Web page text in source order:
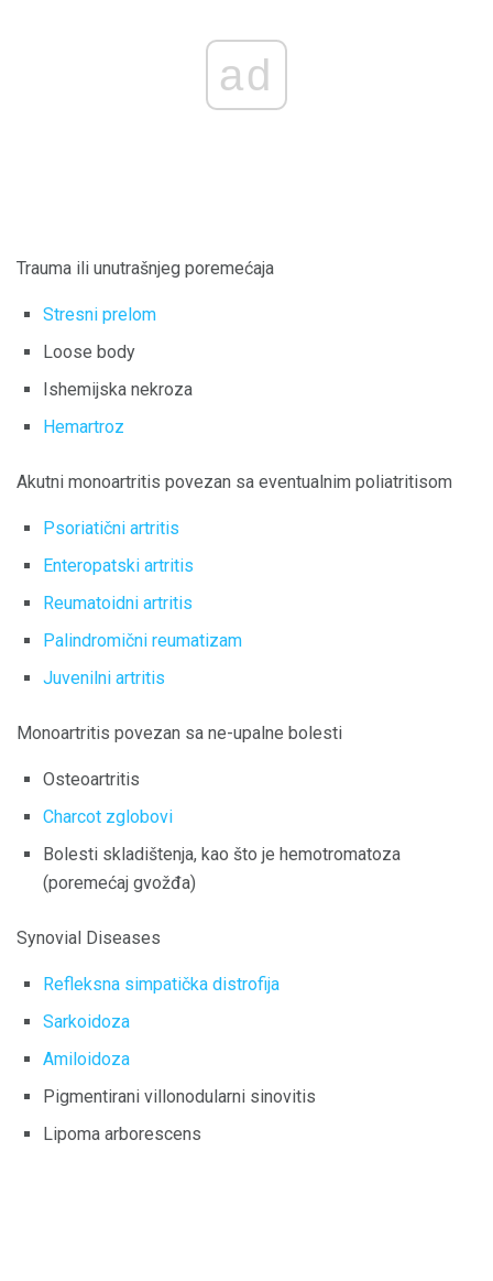
ad
Trauma ili unutrašnjeg poremećaja
Stresni prelom
Loose body
Ishemijska nekroza
Hemartroz
Akutni monoartritis povezan sa eventualnim poliatritisom
Psoriatični artritis
Enteropatski artritis
Reumatoidni artritis
Palindromični reumatizam
Juvenilni artritis
Monoartritis povezan sa ne-upalne bolesti
Osteoartritis
Charcot zglobovi
Bolesti skladištenja, kao što je hemotromatoza
(poremećaj gvožđa)
Synovial Diseases
Refleksna simpatička distrofija
Sarkoidoza
Amiloidoza
Pigmentirani villonodularni sinovitis
Lipoma arborescens